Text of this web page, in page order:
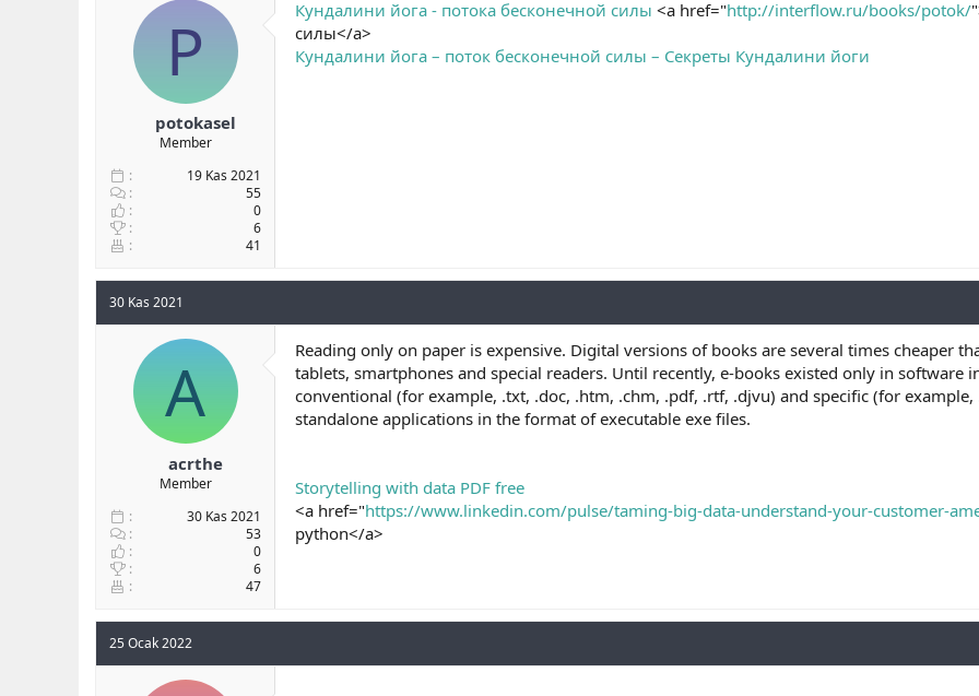
P
potokasel
Member
19 Kas 2021
55
0
6
41
Кундалини йога - потока бесконечной силы <a href="http://interflow.ru/books/potok/
силы</a>
Кундалини йога – поток бесконечной силы – Секреты Кундалини йоги
30 Kas 2021
A
acrthe
Member
30 Kas 2021
53
0
6
47
Reading only on paper is expensive. Digital versions of books are several times cheaper
tablets, smartphones and special readers. Until recently, e-books existed only in
conventional (for example, .txt, .doc, .htm, .chm, .pdf, .rtf, .djvu) and specific (for
standalone applications in the format of executable exe files.
Storytelling with data PDF free
<a href="https://www.linkedin.com/pulse/taming-big-data-understand-your-customer-
python</a>
25 Ocak 2022